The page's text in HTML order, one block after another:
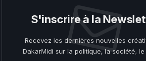
S'inscrire à la
Recevez les dernières nouvelles
DakarMidi sur la politique, la société, le